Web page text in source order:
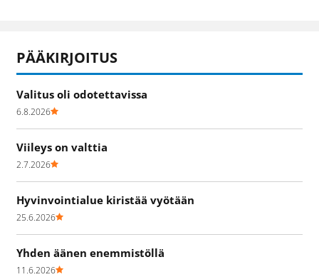
PÄÄKIRJOITUS
Valitus oli odotettavissa
6.8.2026
Viileys on valttia
2.7.2026
Hyvinvointialue kiristää vyötään
25.6.2026
Yhden äänen enemmistöllä
11.6.2026